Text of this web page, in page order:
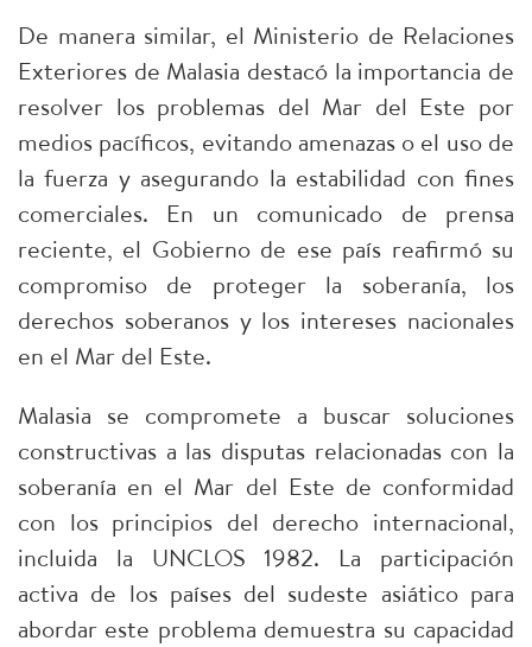
De manera similar, el Ministerio de Relaciones
Exteriores de Malasia destacó la importancia de
resolver los problemas del Mar del Este por
medios pacíficos, evitando amenazas o el uso de
la fuerza y asegurando la estabilidad con fines
comerciales. En un comunicado de prensa
reciente, el Gobierno de ese país reafirmó su
compromiso de proteger la soberanía, los
derechos soberanos y los intereses nacionales
en el Mar del Este.
Malasia se compromete a buscar soluciones
constructivas a las disputas relacionadas con la
soberanía en el Mar del Este de conformidad
con los principios del derecho internacional,
incluida la UNCLOS 1982. La participación
activa de los países del sudeste asiático para
abordar este problema demuestra su capacidad